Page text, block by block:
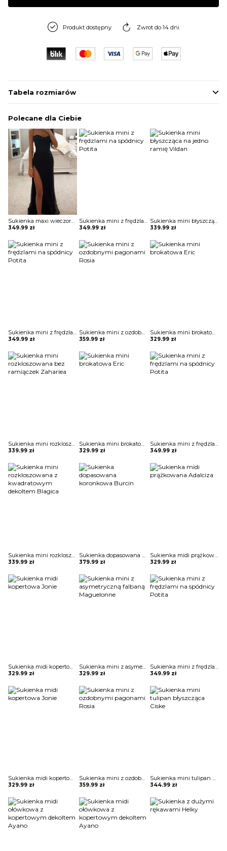
Produkt dostępny Zwrot do 14 dni
Tabela rozmiarów
Polecane dla Ciebie
Sukienka maxi wieczorowa z gorsetowym topem Alija
349.99 zł
Sukienka mini z frędzlami na spódnicy Potita
349.99 zł
Sukienka mini błyszcząca na jedno ramię Vildan
339.99 zł
Sukienka mini z frędzlami na spódnicy Potita
349.99 zł
Sukienka mini z ozdobnymi pagonami Rosia
359.99 zł
Sukienka mini brokatowa Eric
329.99 zł
Sukienka mini rozkloszowana bez ramiączek Zahariea
339.99 zł
Sukienka mini brokatowa Eric
329.99 zł
Sukienka mini z frędzlami na spódnicy Potita
349.99 zł
Sukienka mini rozkloszowana z kwadratowym dekoltem Blagica
339.99 zł
Sukienka dopasowana koronkowa Burcin
379.99 zł
Sukienka midi prążkowana Adalciza
329.99 zł
Sukienka midi kopertowa Jonie
329.99 zł
Sukienka mini z asymetryczną falbaną Maguelonne
329.99 zł
Sukienka mini z frędzlami na spódnicy Potita
349.99 zł
Sukienka midi kopertowa Jonie
329.99 zł
Sukienka mini z ozdobnymi pagonami Rosia
359.99 zł
Sukienka mini tulipan błyszcząca Ciske
344.99 zł